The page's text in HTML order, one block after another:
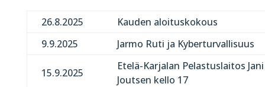
26.8.2025
Kauden aloituskokous
9.9.2025
Jarmo Ruti ja Kyberturvallisuus
15.9.2025
Etelä-Karjalan Pelastuslaitos
Joutsen kello 17